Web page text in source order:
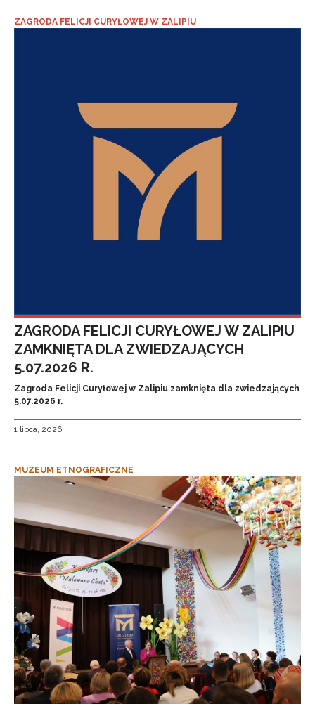
ZAGRODA FELICJI CURYŁOWEJ W ZALIPIU
ZAGRODA FELICJI CURYŁOWEJ W ZALIPIU
ZAMKNIĘTA DLA ZWIEDZAJĄCYCH
5.07.2026 R.
Zagroda Felicji Curyłowej w Zalipiu zamknięta dla zwiedzających
5.07.2026 r.
1 lipca, 2026
MUZEUM ETNOGRAFICZNE